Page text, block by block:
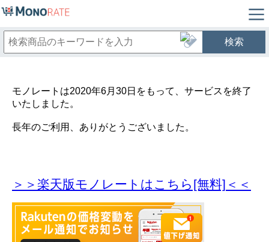
検索
モノレートは2020年6月30日をもって、サービスを終了
いたしました。
長年のご利用、ありがとうございました。
＞＞楽天版モノレートはこちら[無料]＜＜